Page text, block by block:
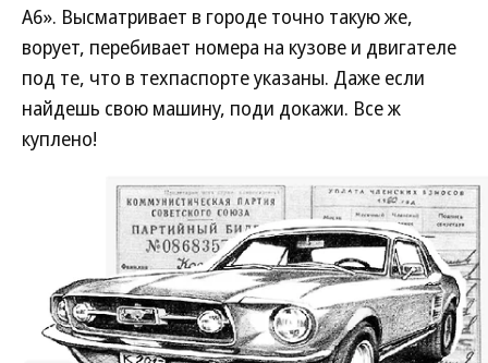
А6». Высматривает в городе точно такую же,
ворует, перебивает номера на кузове и двигателе
под те, что в техпаспорте указаны. Даже если
найдешь свою машину, поди докажи. Все ж
куплено!